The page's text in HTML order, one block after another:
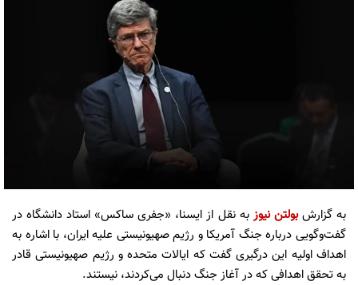
به گزارشبولتن نیوز به نقل از ایسنا، «جفری ساکس» استاد دانشگاه در
گفت‌وگویی درباره جنگ آمریکا و رژیم صهیونیستی علیه ایران، با اشاره به
اهداف اولیه این درگیری گفت که ایالات متحده و رژیم صهیونیستی قادر
به تحقق اهدافی که در آغاز جنگ دنبال می‌کردند، نیستند.